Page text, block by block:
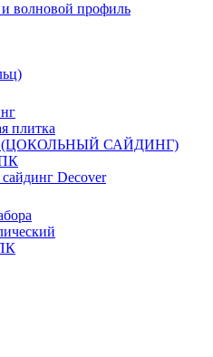
волновой профиль
плитка
(ЦОКОЛЬНЫЙ САЙДИНГ)
Decover